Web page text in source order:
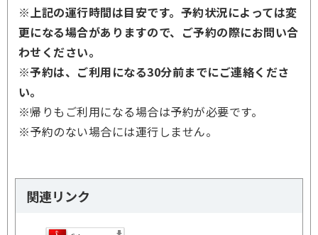
※上記の運行時間は目安です。予約状況によっては変
更になる場合がありますので、ご予約の際にお問い合
わせください。
※予約は、ご利用になる30分前までにご連絡くださ
い。
※帰りもご利用になる場合は予約が必要です。
※予約のない場合には運行しません。
関連リンク